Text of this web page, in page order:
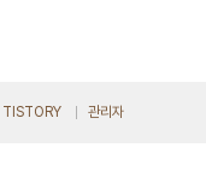
TISTORY 관리자